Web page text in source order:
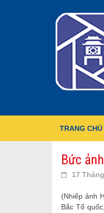
TRANG CHỦ
Bức
17
(Nhiếp ảnh
Bắc Tổ